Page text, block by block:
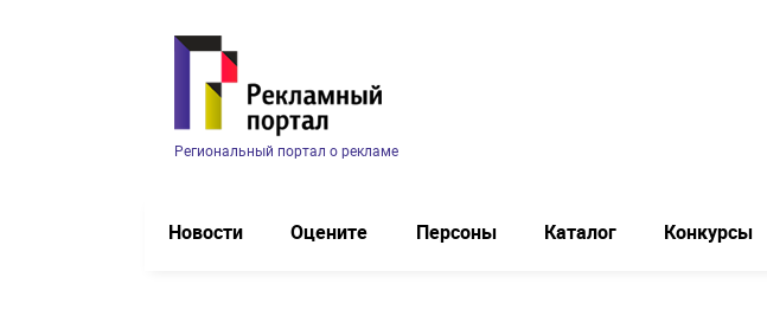
Региональный портал о рекламе
Новости Оцените Персоны Каталог Конкурсы